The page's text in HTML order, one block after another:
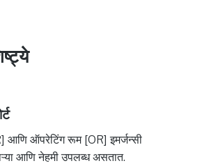
आणि ऑपरेटिंग रूम [OR] इमर्जन्सी
आणि नेहमी उपलब्ध असतात.